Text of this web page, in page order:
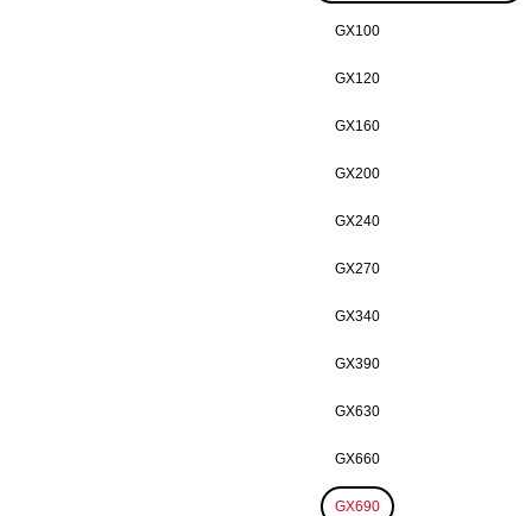
GX100
GX120
GX160
GX200
GX240
GX270
GX340
GX390
GX630
GX660
GX690